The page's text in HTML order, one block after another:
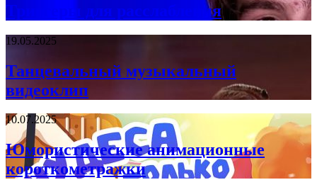
Триггеры для расслабления
19.05.2025
Танцевальный музыкальный
видеоклип
10.07.2025
Юмористические анимационные
короткометражки